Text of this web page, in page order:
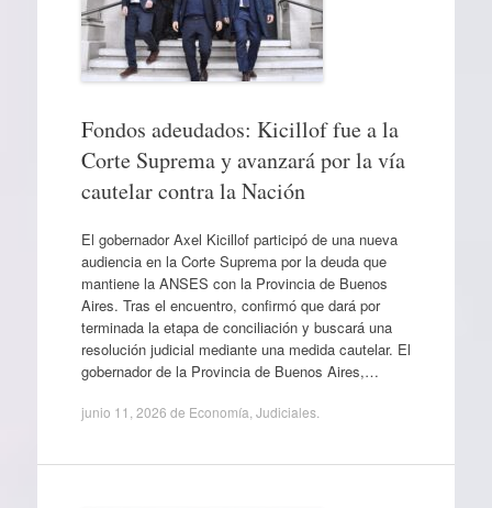
Fondos adeudados: Kicillof fue a la
Corte Suprema y avanzará por la vía
cautelar contra la Nación
El gobernador Axel Kicillof participó de una nueva
audiencia en la Corte Suprema por la deuda que
mantiene la ANSES con la Provincia de Buenos
Aires. Tras el encuentro, confirmó que dará por
terminada la etapa de conciliación y buscará una
resolución judicial mediante una medida cautelar. El
gobernador de la Provincia de Buenos Aires,…
junio 11, 2026 de Economía Judiciales.